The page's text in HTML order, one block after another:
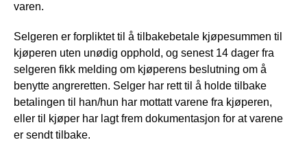
varen.
Selgeren er forpliktet til å tilbakebetale kjøpesummen til
kjøperen uten unødig opphold, og senest 14 dager fra
selgeren fikk melding om kjøperens beslutning om å
benytte angreretten. Selger har rett til å holde tilbake
betalingen til han/hun har mottatt varene fra kjøperen,
eller til kjøper har lagt frem dokumentasjon for at varene
er sendt tilbake.